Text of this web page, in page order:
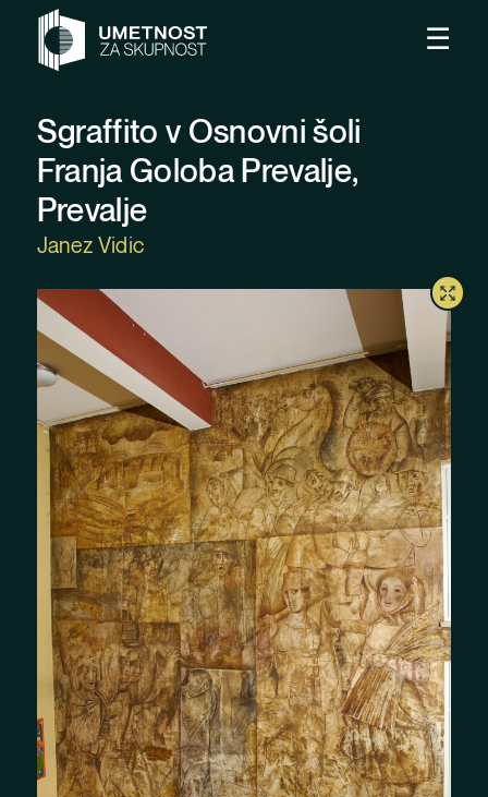
Preskoči na vsebino
☰
Sgraffito v Osnovni šoli
Franja Goloba Prevalje,
Prevalje
Janez Vidic